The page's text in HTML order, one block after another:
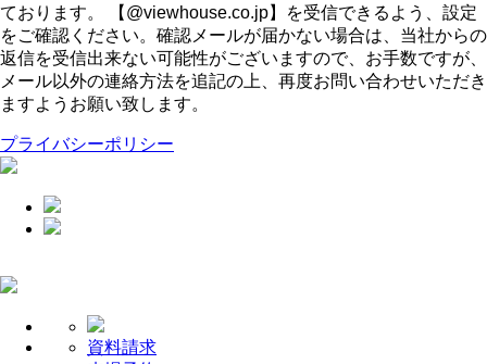
ております。 【@viewhouse.co.jp】を受信できるよう、設定
をご確認ください。確認メールが届かない場合は、当社からの
返信を受信出来ない可能性がございますので、お手数ですが、
メール以外の連絡方法を追記の上、再度お問い合わせいただき
ますようお願い致します。
プライバシーポリシー
資料請求